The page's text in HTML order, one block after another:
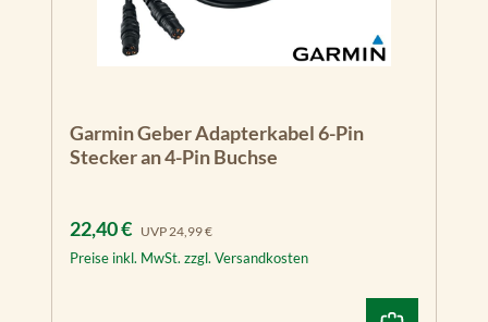
Garmin Geber Adapterkabel 6-Pin
Stecker an 4-Pin Buchse
Verkaufspreis:
22,40 € UVP 24,99 €
Preise inkl. MwSt. zzgl. Versandkosten